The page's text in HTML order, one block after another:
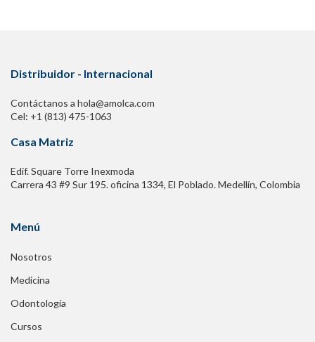
Distribuidor - Internacional
Contáctanos a hola@amolca.com
Cel: +1 (813) 475-1063
Casa Matriz
Edif. Square Torre Inexmoda
Carrera 43 #9 Sur 195. oficina 1334, El Poblado. Medellín, Colombia
Menú
Nosotros
Medicina
Odontología
Cursos